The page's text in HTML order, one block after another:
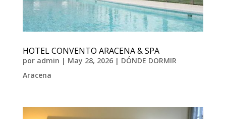
HOTEL CONVENTO ARACENA & SPA
por admin | May 28, 2026| DÓNDE DORMIR
Aracena